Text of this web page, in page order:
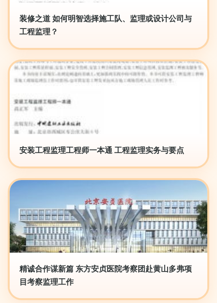
装修之道 如何明智选择施工队、监理或设计公司与
工程监理？
安装工程监理工程师一本通 工程监理实务与要点
精诚合作谋新篇 东方安贞医院考察团赴黄山多弗项
目考察监理工作